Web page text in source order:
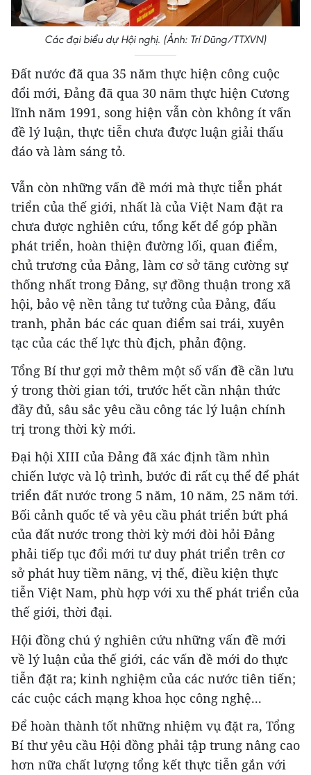
Các đại biểu dự Hội nghị. (Ảnh: Trí Dũng/TTXVN)
Đất nước đã qua 35 năm thực hiện công cuộc
đổi mới, Đảng đã qua 30 năm thực hiện Cương
lĩnh năm 1991, song hiện vẫn còn không ít vấn
đề lý luận, thực tiễn chưa được luận giải thấu
đáo và làm sáng tỏ.
Vẫn còn những vấn đề mới mà thực tiễn phát
triển của thế giới, nhất là của Việt Nam đặt ra
chưa được nghiên cứu, tổng kết để góp phần
phát triển, hoàn thiện đường lối, quan điểm,
chủ trương của Đảng, làm cơ sở tăng cường sự
thống nhất trong Đảng, sự đồng thuận trong xã
hội, bảo vệ nền tảng tư tưởng của Đảng, đấu
tranh, phản bác các quan điểm sai trái, xuyên
tạc của các thế lực thù địch, phản động.
Tổng Bí thư gợi mở thêm một số vấn đề cần lưu
ý trong thời gian tới, trước hết cần nhận thức
đầy đủ, sâu sắc yêu cầu công tác lý luận chính
trị trong thời kỳ mới.
Đại hội XIII của Đảng đã xác định tầm nhìn
chiến lược và lộ trình, bước đi rất cụ thể để phát
triển đất nước trong 5 năm, 10 năm, 25 năm tới.
Bối cảnh quốc tế và yêu cầu phát triển bứt phá
của đất nước trong thời kỳ mới đòi hỏi Đảng
phải tiếp tục đổi mới tư duy phát triển trên cơ
sở phát huy tiềm năng, vị thế, điều kiện thực
tiễn Việt Nam, phù hợp với xu thế phát triển của
thế giới, thời đại.
Hội đồng chú ý nghiên cứu những vấn đề mới
về lý luận của thế giới, các vấn đề mới do thực
tiễn đặt ra; kinh nghiệm của các nước tiên tiến;
các cuộc cách mạng khoa học công nghệ...
Để hoàn thành tốt những nhiệm vụ đặt ra, Tổng
Bí thư yêu cầu Hội đồng phải tập trung nâng cao
hơn nữa chất lượng tổng kết thực tiễn gắn với